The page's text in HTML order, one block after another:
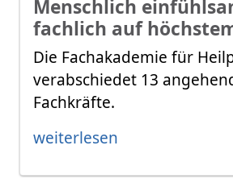
Menschlich
fachlich auf
Die Fachakademie für
verabschiedet 13
Fachkräfte.
weiterlesen